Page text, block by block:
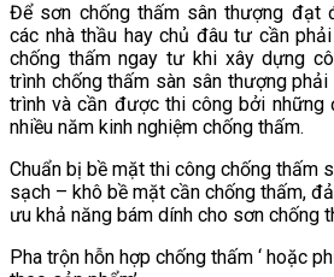
Để sơn chống thấm sân thượng đạt
các nhà thầu hay chủ đâu tư cần
chống thấm ngay tư khi xây dựng
trình chống thấm sàn sân thượng
trình và cần được thi công bởi những
nhiều năm kinh nghiệm chống thấm.
Chuẩn bị bề mặt thi công chống thấm
sạch – khô bề mặt cần chống thấm,
ưu khả năng bám dính cho sơn chống
Pha trộn hỗn hợp chống thấm ‘ hoặc